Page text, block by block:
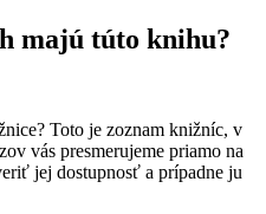
majú túto knihu?
Toto je zoznam knižníc, v
vás presmerujeme priamo na
jej dostupnosť a prípadne ju